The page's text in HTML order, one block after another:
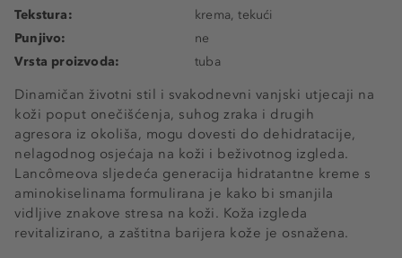
Dinamičan životni stil i svakodnevni vanjski utjecaji na
koži poput onečišćenja, suhog zraka i drugih
agresora iz okoliša, mogu dovesti do dehidratacije,
nelagodnog osjećaja na koži i beživotnog izgleda.
Lancômeova sljedeća generacija hidratantne kreme s
aminokiselinama formulirana je kako bi smanjila
vidljive znakove stresa na koži. Koža izgleda
revitalizirano, a zaštitna barijera kože je osnažena.
Tekstura:
krema, tekući
Punjivo:
ne
Vrsta proizvoda:
tuba